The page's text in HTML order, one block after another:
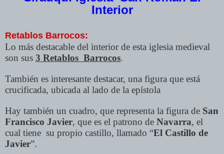
Interior
Retablos Barrocos:
Lo más destacable del interior de esta iglesia medieval
son sus 3 Retablos Barrocos.
También es interesante destacar, una figura que está
crucificada, ubicada al lado de la epístola
Hay también un cuadro, que representa la figura de San
Francisco Javier, que es el patrono de Navarra, el
cual tiene su propio castillo, llamado “El Castillo de
Javier”.